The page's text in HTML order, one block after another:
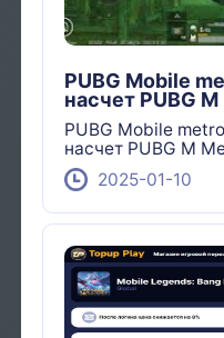
PUBG Mobile
насчет PUBG
PUBG Mobile
насчет PUBG M
2025-01-10